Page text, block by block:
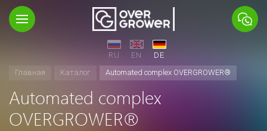
RU EN
DE
Главная
Каталог Automated complex OVERGROWER®
Automated complex
OVERGROWER®